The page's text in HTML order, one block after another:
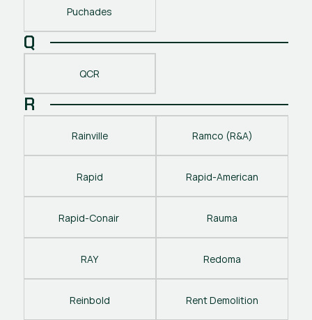
Puchades
Q
QCR
R
Rainville Ramco (R&A)
Rapid Rapid-American
Rapid-Conair Rauma
RAY Redoma
Reinbold Rent Demolition